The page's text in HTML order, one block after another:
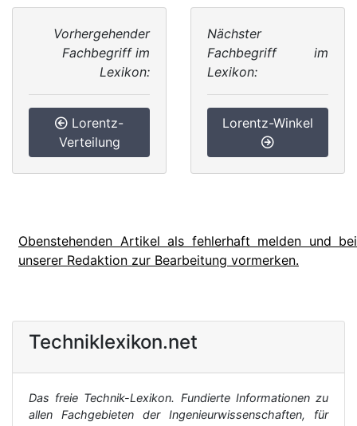
Vorhergehender
Fachbegriff im
Lexikon:
Lorentz-
Verteilung
Nächster
Fachbegriff im
Lexikon:
Lorentz-Winkel
Obenstehenden Artikel als fehlerhaft melden und bei
unserer Redaktion zur Bearbeitung vormerken.
Techniklexikon.net
Das freie Technik-Lexikon. Fundierte Informationen zu
allen Fachgebieten der Ingenieurwissenschaften, für